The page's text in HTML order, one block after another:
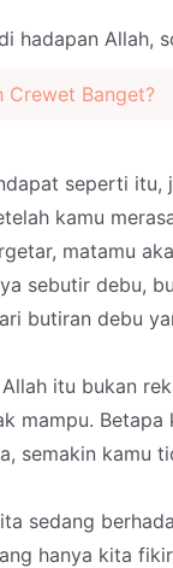
hadapan Allah,
Crewet Banget?
seperti itu,
kamu
matamu
sebutir debu,
butiran debu
itu bukan
mampu.
semakin kamu
sedang
hanya kita